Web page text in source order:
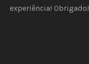
experiência! Obrigado!